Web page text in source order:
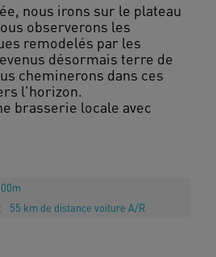
nous irons sur le plateau
observerons les
remodelés par les
désormais terre de
cheminerons dans ces
l'horizon.
brasserie locale avec
55 km de distance voiture A/R